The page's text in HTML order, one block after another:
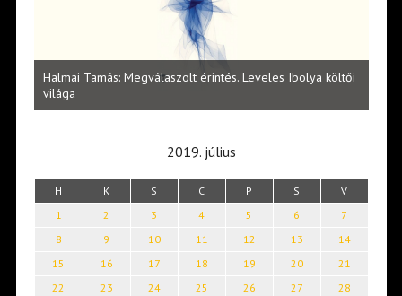
Halmai Tamás: Megválaszolt érintés. Leveles Ibolya költői
világa
2019. július
H K S C P S V
1 2 3 4 5 6
7
8
9 10 11 12 13
14
15
16 17 18 19 20
21
22
23 24 25 26 27
28